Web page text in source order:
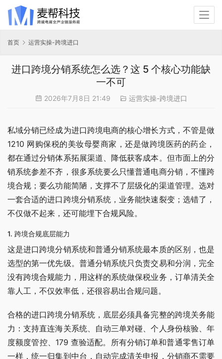
首页 运营实操-跨境进口
进口跨境分销系统怎么选？这 5 个核心功能缺
一不可
2026年7月8日 21:49 运营实操-跨境进口
私域分销已经成为进口跨境电商的核心增长方式，不管是做
1210 网购保税的美妆母婴商家，还是做跨境医药的药企，
都在通过分销体系拓展渠道、降低获客成本。但市面上的分
销系统参差不齐，很多系统要么只懂普通电商分销，不懂跨
境合规；要么功能简陋，支撑不了层级化的渠道管理。选对
一套合适的进口跨境分销系统，业务能快速裂变；选错了，
不仅做不起来，还可能埋下合规风险。
1. 跨境合规底层能力
这是进口跨境分销系统和普通分销系统最本质的区别，也是
选型的第一优先级。普通分销系统只负责交易和分润，完全
没有跨境合规能力，用这样的系统做保税业务，订单清关全
靠人工，不仅效率低，还很容易出合规问题。
合格的进口跨境分销系统，底层必须具备完整的跨境关务能
力：支持直连海关系统、自动三单对碰、个人身份核验、年
度额度管控、179 查验适配。所有分销订单和普通零售订单
一样，统一归集到中台，自动完成清关申报，分销商不需要